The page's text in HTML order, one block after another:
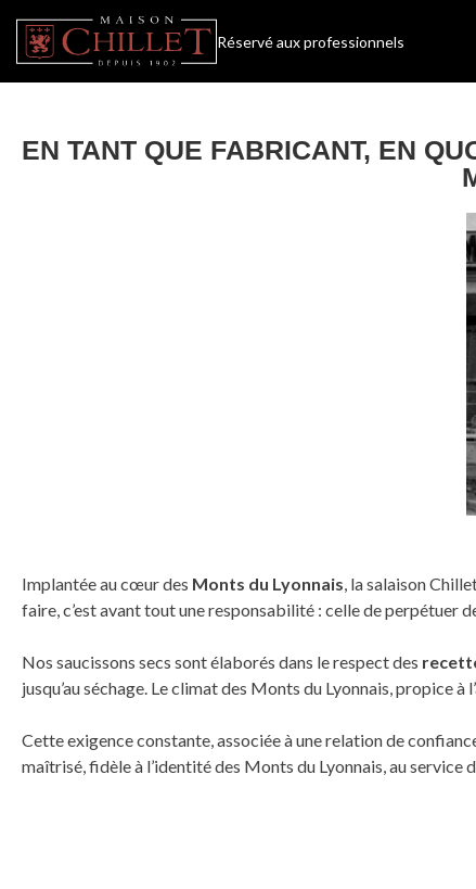
Réservé aux professionnels
EN TANT QUE FABRICANT, EN
Implantée au cœur des Monts du Lyonnais, la salaison
faire, c’est avant tout une responsabilité : celle de perpétuer
Nos saucissons secs sont élaborés dans le respect des
jusqu’au séchage. Le climat des Monts du Lyonnais, propice
Cette exigence constante, associée à une relation de
maîtrisé, fidèle à l’identité des Monts du Lyonnais, au service